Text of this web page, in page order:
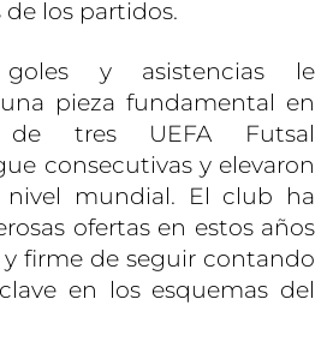
los partidos.
goles y asistencias le
pieza fundamental en
tres UEFA Futsal
consecutivas y elevaron
mundial. El club ha
ofertas en estos años
firme de seguir contando
en los esquemas del